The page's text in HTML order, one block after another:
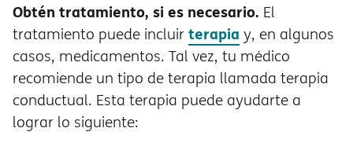
Obtén tratamiento, si es necesario. El
tratamiento puede incluirterapia y, en algunos
casos, medicamentos. Tal vez, tu médico
recomiende un tipo de terapia llamada terapia
conductual. Esta terapia puede ayudarte a
lograr lo siguiente: